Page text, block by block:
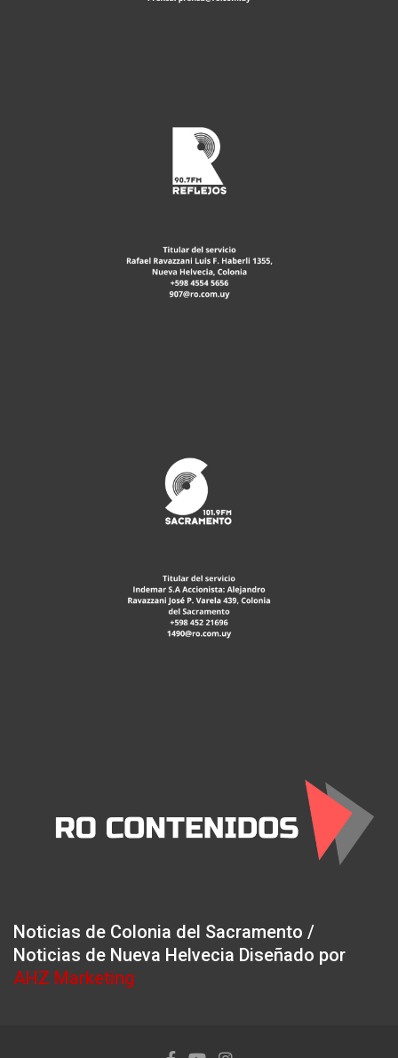
Noticias de Colonia del Sacramento /
Noticias de Nueva Helvecia Diseñado por
AHZ Marketing